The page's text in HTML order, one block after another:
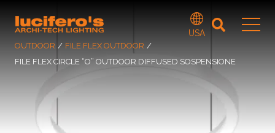
OUTDOOR / FILE FLEX OUTDOOR /
FILE FLEX CIRCLE “O” OUTDOOR DIFFUSED SOSPENSIONE
USA